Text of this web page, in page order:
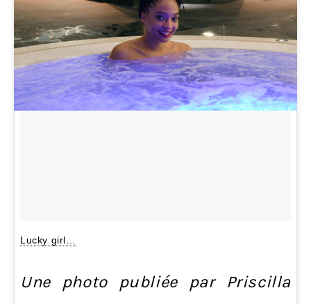
Lucky girl…
Une photo publiée par Priscilla